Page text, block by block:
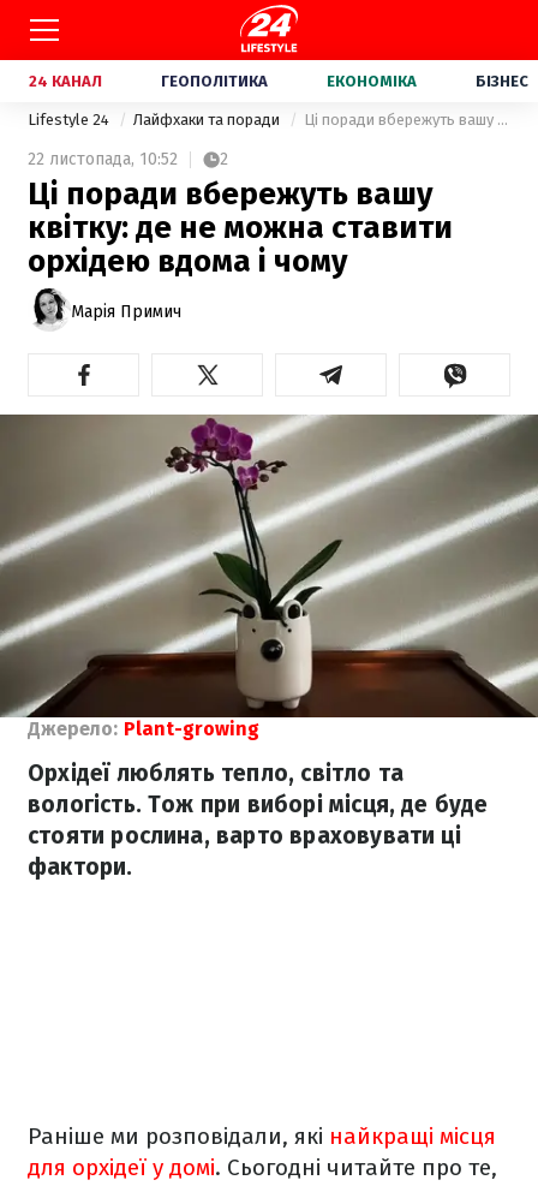
24 КАНАЛ ГЕОПОЛІТИКА ЕКОНОМІКА БІЗНЕС
Lifestyle 24 Лайфхаки та поради Ці поради вбережуть вашу квітку: де не можна ставити орхідею вдома і чому
22 листопада, 10:52 2
Ці поради вбережуть вашу
квітку: де не можна ставити
орхідею вдома і чому
Марія Примич
Джерело: Plant-growing
Орхідеї люблять тепло, світло та
вологість. Тож при виборі місця, де буде
стояти рослина, варто враховувати ці
фактори.
Раніше ми розповідали, які найкращі місця
для орхідеї у домі. Сьогодні читайте про те,